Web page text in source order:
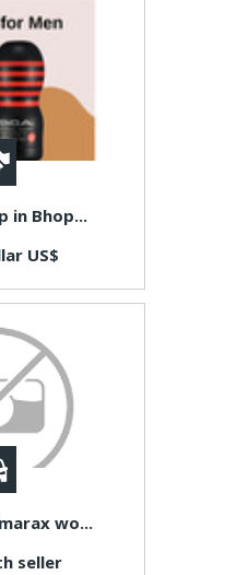
in Bhop...
US$
wo...
seller